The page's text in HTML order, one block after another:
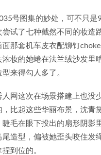
号图集的妙处，可不只
尝试了七种截然不同的妆造
面那套机车皮衣配铆钉
浓妆的她蜷在法兰绒沙发里
来得勾人多了。
人网这次在场景搭建上也没
，比起这些华丽布景，沈青
睫毛在眼下投出的扇形阴影
尾造型，偏被她歪头咬住发
到位的。